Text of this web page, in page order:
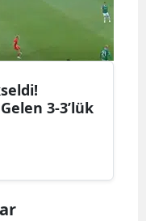
3-3’lük